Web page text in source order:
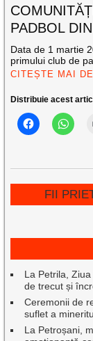
PADBOL
Data de 1 martie
primului club de
CITEȘTE MAI
Distribuie acest
FII
La Petrila,
de trecut și
Ceremonii de
suflet a
La Petroșani,